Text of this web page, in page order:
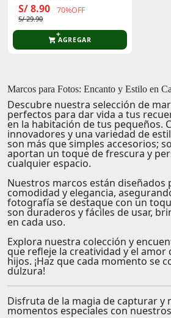
S/ 8.90 70%OFF
S/ 29.90
AGREGAR
Marcos para Fotos: Encanto y Estilo en
Descubre nuestra selección de
perfectos para dar vida a tus
en la habitación de tus pequeños.
innovadores y una variedad de
son más que simples accesorios;
aportan un toque de frescura y
cualquier espacio.
Nuestros marcos están diseñados
comodidad y elegancia,
fotografía se destaque con un
son duraderos y fáciles de usar,
en cada uso.
Explora nuestra colección y
que refleje la creatividad y el amor
hijos. ¡Haz que cada momento se
dulzura!
Disfruta de la magia de capturar y
momentos especiales con